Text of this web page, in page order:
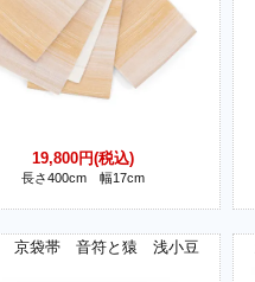
19,800円(税込)
長さ400cm 幅17cm
京袋帯 音符と猿 浅小豆